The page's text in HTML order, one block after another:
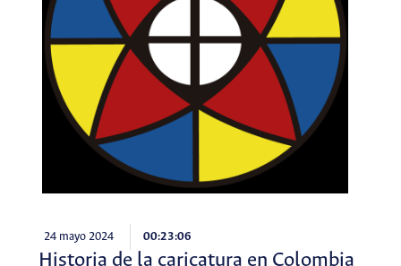
24 mayo 2024 00:23:06
Historia de la caricatura en Colombia